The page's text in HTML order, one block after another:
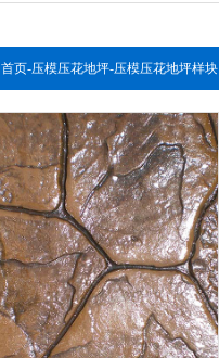
首页-压模压花地坪-压模压花地坪样块